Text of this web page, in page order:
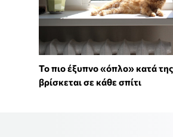
To πιο έξυπνο «όπλο» κατά
βρίσκεται σε κάθε σπίτι